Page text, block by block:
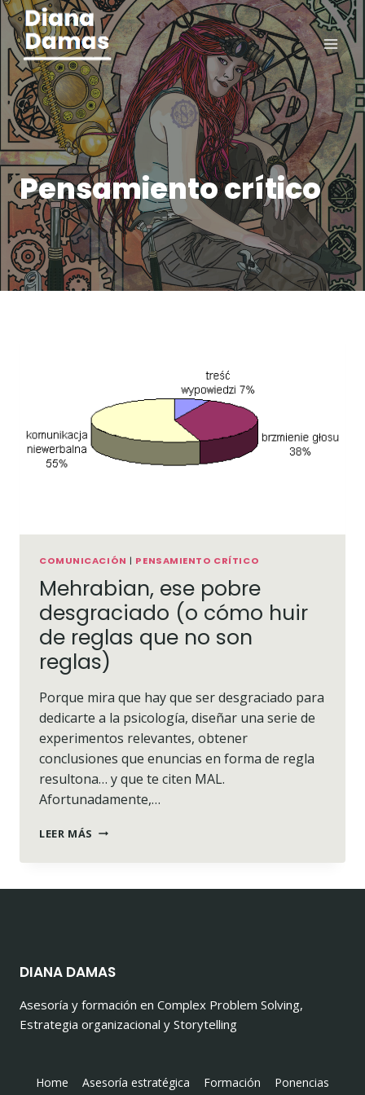
Saltar
contenido
Pensamiento crítico
COMUNICACIÓN | PENSAMIENTO CRÍTICO
Mehrabian, ese pobre
desgraciado (o cómo huir
de reglas que no son
reglas)
Porque mira que hay que ser desgraciado para
dedicarte a la psicología, diseñar una serie de
experimentos relevantes, obtener
conclusiones que enuncias en forma de regla
resultona… y que te citen MAL.
Afortunadamente,…
LEER MÁS MEHRABIAN,
QUE
SON
REGLAS)
DIANA DAMAS
Asesoría y formación en Complex Problem Solving,
Estrategia organizacional y Storytelling
Home Asesoría estratégica Formación Ponencias